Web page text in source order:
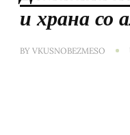
и храна со
BY VKUSNOBEZMESO